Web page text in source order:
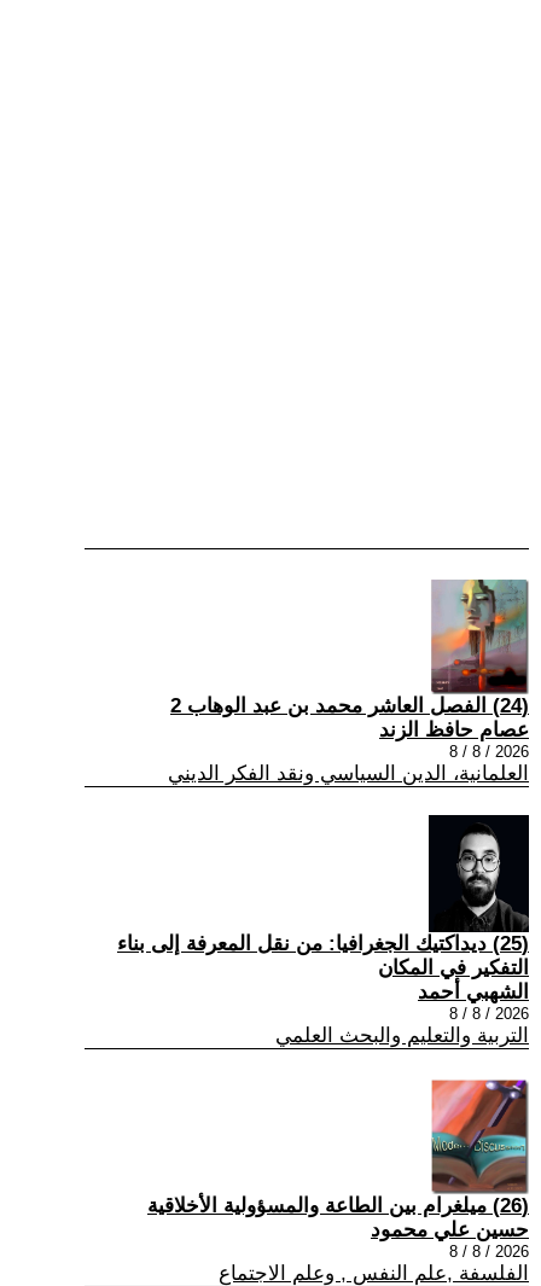
(24) الفصل العاشر محمد بن عبد الوهاب 2
عصام حافظ الزند
2026 / 8 / 8
العلمانية، الدين السياسي ونقد الفكر الديني
(25) ديداكتيك الجغرافيا: من نقل المعرفة إلى بناء
التفكير في المكان
الشهبي أحمد
2026 / 8 / 8
التربية والتعليم والبحث العلمي
(26) ميلغرام بين الطاعة والمسؤولية الأخلاقية
حسين علي محمود
2026 / 8 / 8
الفلسفة ,علم النفس , وعلم الاجتماع